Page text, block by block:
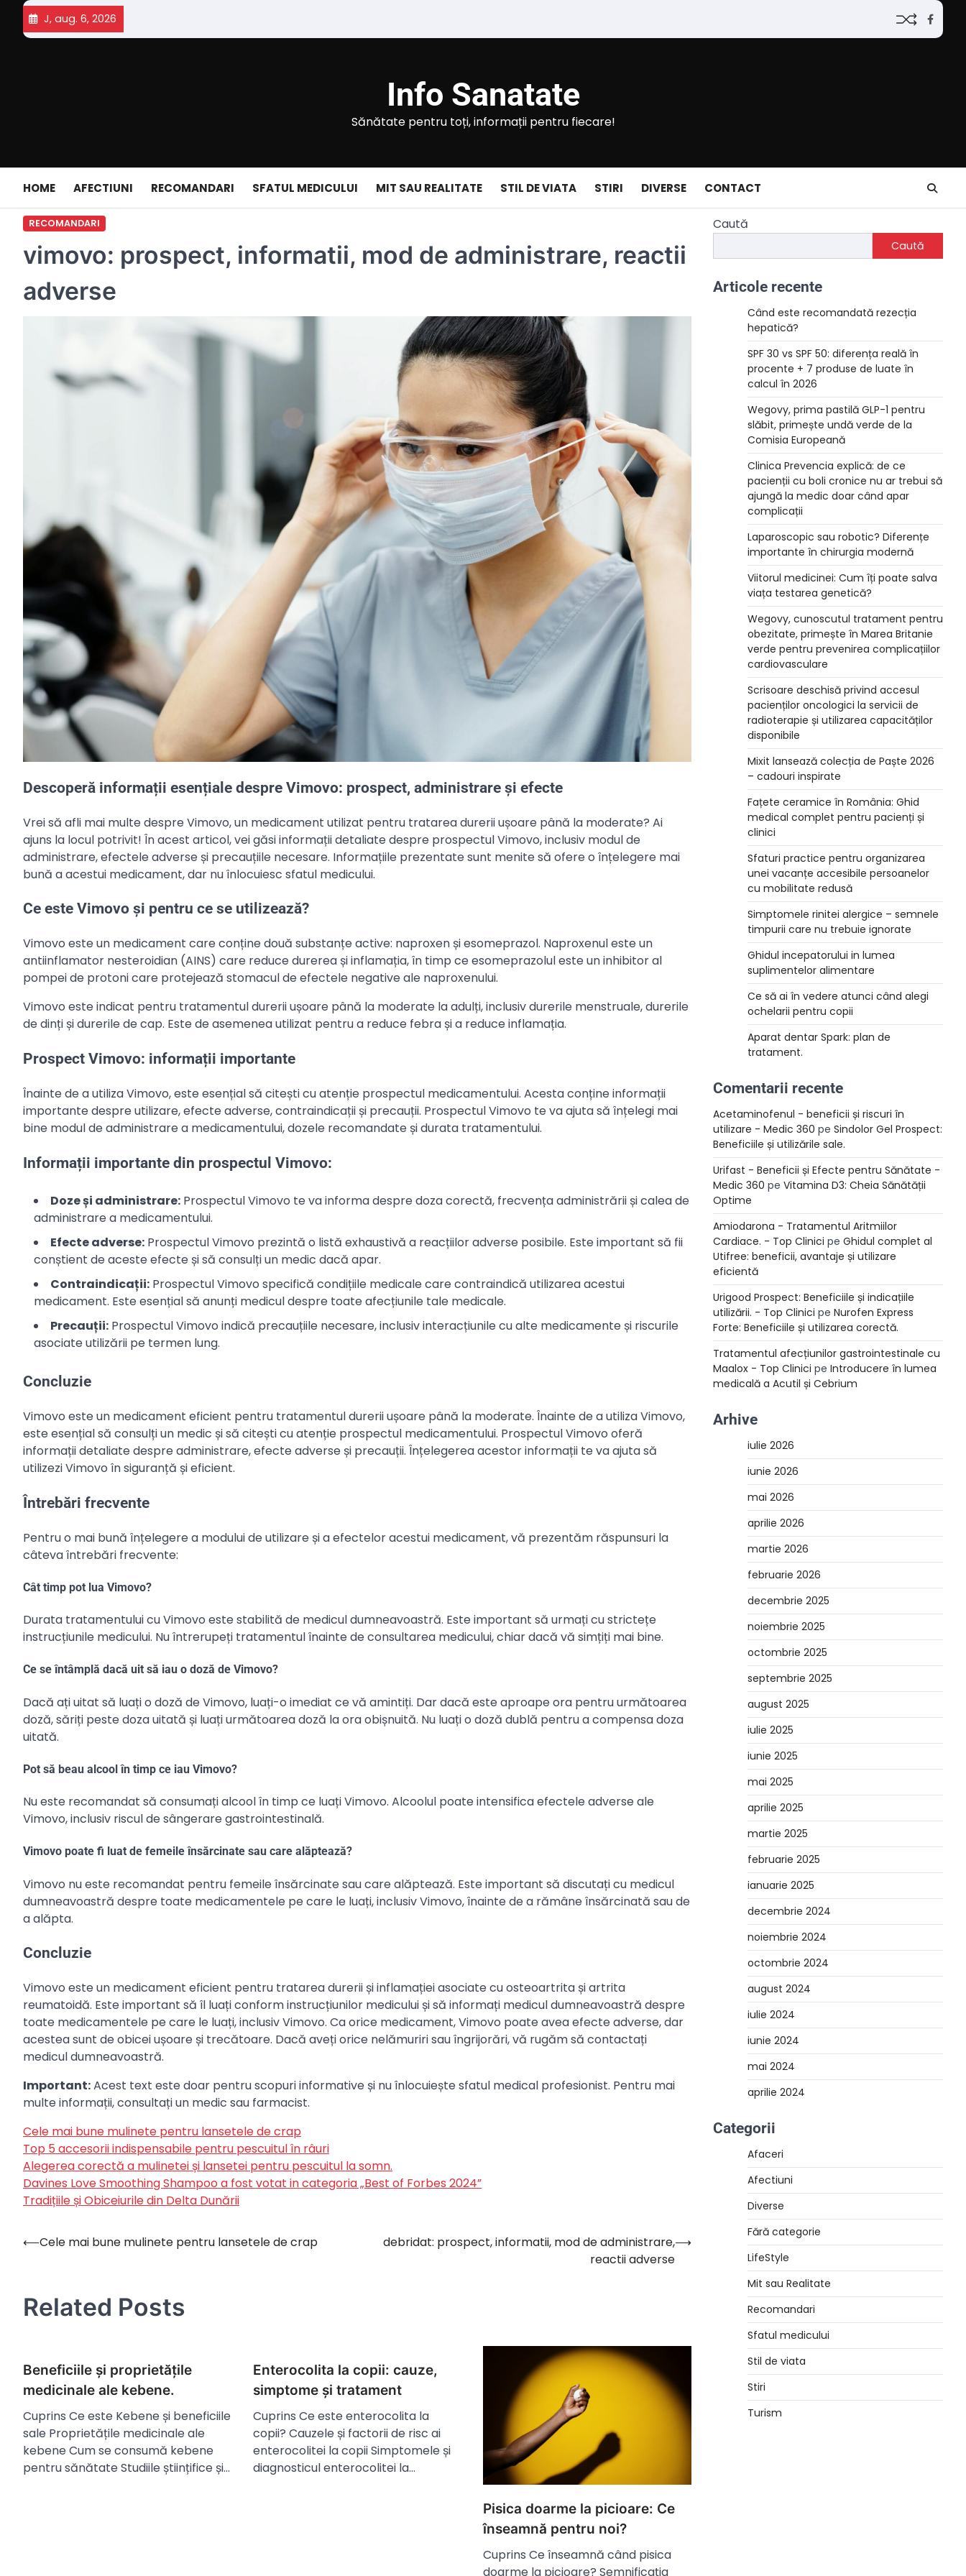
content
J, aug. 6, 2026
Info Sanatate
Sănătate pentru toți, informații pentru fiecare!
HOME AFECTIUNI RECOMANDARI SFATUL MEDICULUI MIT SAU REALITATE STIL DE VIATA STIRI DIVERSE CONTACT
RECOMANDARI
vimovo: prospect, informatii, mod de administrare, reactii
adverse
Descoperă informații esențiale despre Vimovo: prospect, administrare și efecte
Vrei să afli mai multe despre Vimovo, un medicament utilizat pentru tratarea durerii ușoare până la moderate? Ai
ajuns la locul potrivit! În acest articol, vei găsi informații detaliate despre prospectul Vimovo, inclusiv modul de
administrare, efectele adverse și precauțiile necesare. Informațiile prezentate sunt menite să ofere o înțelegere mai
bună a acestui medicament, dar nu înlocuiesc sfatul medicului.
Ce este Vimovo și pentru ce se utilizează?
Vimovo este un medicament care conține două substanțe active: naproxen și esomeprazol. Naproxenul este un
antiinflamator nesteroidian (AINS) care reduce durerea și inflamația, în timp ce esomeprazolul este un inhibitor al
pompei de protoni care protejează stomacul de efectele negative ale naproxenului.
Vimovo este indicat pentru tratamentul durerii ușoare până la moderate la adulți, inclusiv durerile menstruale, durerile
de dinți și durerile de cap. Este de asemenea utilizat pentru a reduce febra și a reduce inflamația.
Prospect Vimovo: informații importante
Înainte de a utiliza Vimovo, este esențial să citești cu atenție prospectul medicamentului. Acesta conține informații
importante despre utilizare, efecte adverse, contraindicații și precauții. Prospectul Vimovo te va ajuta să înțelegi mai
bine modul de administrare a medicamentului, dozele recomandate și durata tratamentului.
Informații importante din prospectul Vimovo:
Doze și administrare: Prospectul Vimovo te va informa despre doza corectă, frecvența administrării și calea de
administrare a medicamentului.
Efecte adverse: Prospectul Vimovo prezintă o listă exhaustivă a reacțiilor adverse posibile. Este important să fii
conștient de aceste efecte și să consulți un medic dacă apar.
Contraindicații: Prospectul Vimovo specifică condițiile medicale care contraindică utilizarea acestui
medicament. Este esențial să anunți medicul despre toate afecțiunile tale medicale.
Precauții: Prospectul Vimovo indică precauțiile necesare, inclusiv interacțiunile cu alte medicamente și riscurile
asociate utilizării pe termen lung.
Concluzie
Vimovo este un medicament eficient pentru tratamentul durerii ușoare până la moderate. Înainte de a utiliza Vimovo,
este esențial să consulți un medic și să citești cu atenție prospectul medicamentului. Prospectul Vimovo oferă
informații detaliate despre administrare, efecte adverse și precauții. Înțelegerea acestor informații te va ajuta să
utilizezi Vimovo în siguranță și eficient.
Întrebări frecvente
Pentru o mai bună înțelegere a modului de utilizare și a efectelor acestui medicament, vă prezentăm răspunsuri la
câteva întrebări frecvente:
Cât timp pot lua Vimovo?
Durata tratamentului cu Vimovo este stabilită de medicul dumneavoastră. Este important să urmați cu strictețe
instrucțiunile medicului. Nu întrerupeți tratamentul înainte de consultarea medicului, chiar dacă vă simțiți mai bine.
Ce se întâmplă dacă uit să iau o doză de Vimovo?
Dacă ați uitat să luați o doză de Vimovo, luați-o imediat ce vă amintiți. Dar dacă este aproape ora pentru următoarea
doză, săriți peste doza uitată și luați următoarea doză la ora obișnuită. Nu luați o doză dublă pentru a compensa doza
uitată.
Pot să beau alcool în timp ce iau Vimovo?
Nu este recomandat să consumați alcool în timp ce luați Vimovo. Alcoolul poate intensifica efectele adverse ale
Vimovo, inclusiv riscul de sângerare gastrointestinală.
Vimovo poate fi luat de femeile însărcinate sau care alăptează?
Vimovo nu este recomandat pentru femeile însărcinate sau care alăptează. Este important să discutați cu medicul
dumneavoastră despre toate medicamentele pe care le luați, inclusiv Vimovo, înainte de a rămâne însărcinată sau de
a alăpta.
Concluzie
Vimovo este un medicament eficient pentru tratarea durerii și inflamației asociate cu osteoartrita și artrita
reumatoidă. Este important să îl luați conform instrucțiunilor medicului și să informați medicul dumneavoastră despre
toate medicamentele pe care le luați, inclusiv Vimovo. Ca orice medicament, Vimovo poate avea efecte adverse, dar
acestea sunt de obicei ușoare și trecătoare. Dacă aveți orice nelămuriri sau îngrijorări, vă rugăm să contactați
medicul dumneavoastră.
Important:Acest text este doar pentru scopuri informative și nu înlocuiește sfatul medical profesionist. Pentru mai
multe informații, consultați un medic sau farmacist.
Cele mai bune mulinete pentru lansetele de crap
Top 5 accesorii indispensabile pentru pescuitul în râuri
Alegerea corectă a mulinetei și lansetei pentru pescuitul la somn.
Davines Love Smoothing Shampoo a fost votat in categoria „Best of Forbes 2024”
Tradițiile și Obiceiurile din Delta Dunării
Navigare
⟵Cele mai bune mulinete pentru lansetele de crap
debridat: prospect, informatii, mod de administrare,
reactii adverse
⟶
Related Posts
Beneficiile și proprietățile
medicinale ale kebene.
Cuprins Ce este Kebene și beneficiile
sale Proprietățile medicinale ale
kebene Cum se consumă kebene
pentru sănătate Studiile științifice și…
Enterocolita la copii: cauze,
simptome și tratament
Cuprins Ce este enterocolita la
copii? Cauzele și factorii de risc ai
enterocolitei la copii Simptomele și
diagnosticul enterocolitei la…
Pisica doarme la picioare: Ce
înseamnă pentru noi?
Cuprins Ce înseamnă când pisica
doarme la picioare? Semnificația
Caută
Caută
Articole recente
Când este recomandată rezecția
hepatică?
SPF 30 vs SPF 50: diferența reală în
procente + 7 produse de luate în
calcul în 2026
Wegovy, prima pastilă GLP-1 pentru
slăbit, primește undă verde de la
Comisia Europeană
Clinica Prevencia explică: de ce
pacienții cu boli cronice nu ar trebui să
ajungă la medic doar când apar
complicații
Laparoscopic sau robotic? Diferențe
importante în chirurgia modernă
Viitorul medicinei: Cum îți poate salva
viața testarea genetică?
Wegovy, cunoscutul tratament pentru
obezitate, primește în Marea Britanie
verde pentru prevenirea complicațiilor
cardiovasculare
Scrisoare deschisă privind accesul
pacienților oncologici la servicii de
radioterapie și utilizarea capacităților
disponibile
Mixit lansează colecția de Paște 2026
– cadouri inspirate
Fațete ceramice în România: Ghid
medical complet pentru pacienți și
clinici
Sfaturi practice pentru organizarea
unei vacanțe accesibile persoanelor
cu mobilitate redusă
Simptomele rinitei alergice – semnele
timpurii care nu trebuie ignorate
Ghidul incepatorului in lumea
suplimentelor alimentare
Ce să ai în vedere atunci când alegi
ochelarii pentru copii
Aparat dentar Spark: plan de
tratament.
Comentarii recente
Acetaminofenul - beneficii și riscuri în
utilizare - Medic 360 pe Sindolor Gel Prospect:
Beneficiile și utilizările sale.
Urifast - Beneficii și Efecte pentru Sănătate -
Medic 360 pe Vitamina D3: Cheia Sănătății
Optime
Amiodarona - Tratamentul Aritmiilor
Cardiace. - Top Clinici pe Ghidul complet al
Utifree: beneficii, avantaje și utilizare
eficientă
Urigood Prospect: Beneficiile și indicațiile
utilizării. - Top Clinici pe Nurofen Express
Forte: Beneficiile și utilizarea corectă.
Tratamentul afecțiunilor gastrointestinale cu
Maalox - Top Clinici pe Introducere în lumea
medicală a Acutil și Cebrium
Arhive
iulie 2026
iunie 2026
mai 2026
aprilie 2026
martie 2026
februarie 2026
decembrie 2025
noiembrie 2025
octombrie 2025
septembrie 2025
august 2025
iulie 2025
iunie 2025
mai 2025
aprilie 2025
martie 2025
februarie 2025
ianuarie 2025
decembrie 2024
noiembrie 2024
octombrie 2024
august 2024
iulie 2024
iunie 2024
mai 2024
aprilie 2024
Categorii
Afaceri
Afectiuni
Diverse
Fără categorie
LifeStyle
Mit sau Realitate
Recomandari
Sfatul medicului
Stil de viata
Stiri
Turism